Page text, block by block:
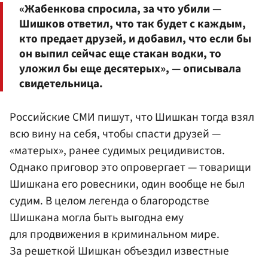
«Жабенкова спросила, за что убили —
Шишков ответил, что так будет с каждым,
кто предает друзей, и добавил, что если бы
он выпил сейчас еще стакан водки, то
уложил бы еще десятерых», — описывала
свидетельница.
Российские СМИ пишут, что Шишкан тогда взял
всю вину на себя, чтобы спасти друзей —
«матерых», ранее судимых рецидивистов.
Однако приговор это опровергает — товарищи
Шишкана его ровесники, один вообще не был
судим. В целом легенда о благородстве
Шишкана могла быть выгодна ему
для продвижения в криминальном мире.
За решеткой Шишкан объездил известные